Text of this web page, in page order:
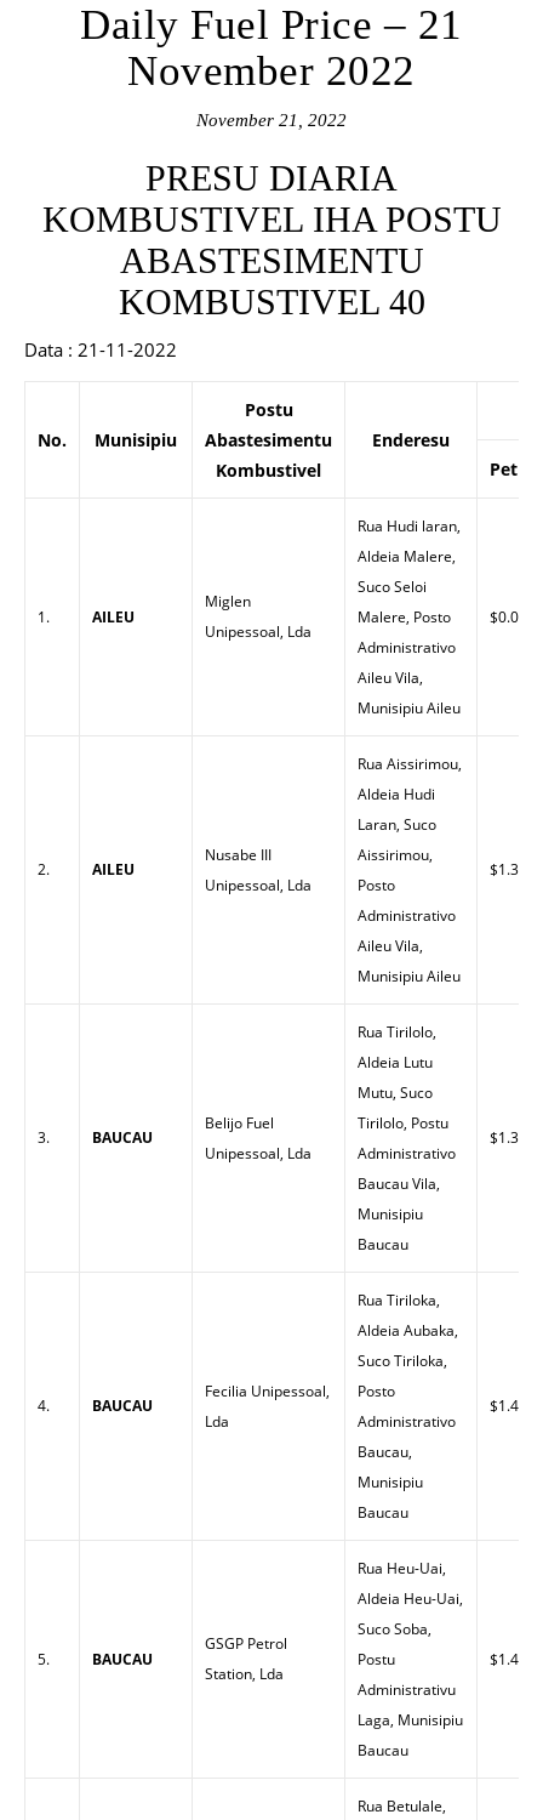
Daily Fuel Price – 21
November 2022
November 21, 2022
PRESU DIARIA
KOMBUSTIVEL IHA POSTU
ABASTESIMENTU
KOMBUSTIVEL 40
Data : 21-11-2022
No. Munisipiu
Postu
Abastesimentu
Kombustivel
Enderesu
Petrol
1. AILEU
Miglen
Unipessoal, Lda
Rua Hudi laran,
Aldeia Malere,
Suco Seloi
Malere, Posto
Administrativo
Aileu Vila,
Munisipiu Aileu
$0.00
2. AILEU
Nusabe III
Unipessoal, Lda
Rua Aissirimou,
Aldeia Hudi
Laran, Suco
Aissirimou,
Posto
Administrativo
Aileu Vila,
Munisipiu Aileu
$1.35
3. BAUCAU
Belijo Fuel
Unipessoal, Lda
Rua Tirilolo,
Aldeia Lutu
Mutu, Suco
Tirilolo, Postu
Administrativo
Baucau Vila,
Munisipiu
Baucau
$1.35
4. BAUCAU
Fecilia Unipessoal,
Lda
Rua Tiriloka,
Aldeia Aubaka,
Suco Tiriloka,
Posto
Administrativo
Baucau,
Munisipiu
Baucau
$1.45
5. BAUCAU
GSGP Petrol
Station, Lda
Rua Heu-Uai,
Aldeia Heu-Uai,
Suco Soba,
Postu
Administrativu
Laga, Munisipiu
Baucau
$1.45
Rua Betulale,